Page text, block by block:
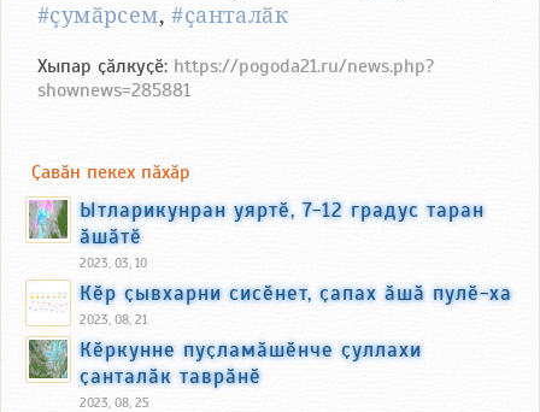
#ҫумӑрсем,#ҫанталӑк
Хыпар ҫӑлкуҫӗ: https://pogoda21.ru/news.php?
shownews=285881
Ҫавӑн пекех пӑхӑр
Ытларикунран уяртӗ, 7-12 градус таран
ӑшӑтӗ
2023, 03, 10
Кӗр ҫывхарни сисӗнет, ҫапах ӑшӑ пулӗ-ха
2023, 08, 21
Кӗркунне пуҫламӑшӗнче ҫуллахи
ҫанталӑк таврӑнӗ
2023, 08, 25